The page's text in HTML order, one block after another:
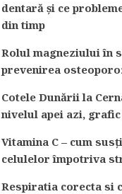
dentară și ce
din timp
Rolul magneziului în
prevenirea
Cotele Dunării la
nivelul apei azi,
Vitamina C – cum
celulelor împotriva
Respiratia corecta si